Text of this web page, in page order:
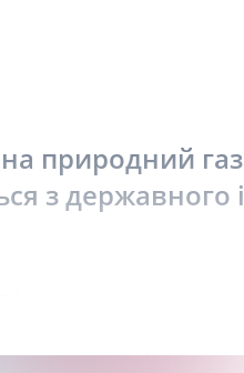
природний газ
з державного і